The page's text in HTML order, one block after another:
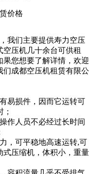
我们主要提供寿力空压
压机几十余台可供租
果您想要了解详情，欢迎
们成都空压机租赁有限公
易损件，因而它运转可
作人员不必经过长时间
，可平稳地高速运转,可
式压缩机，体积小，重量